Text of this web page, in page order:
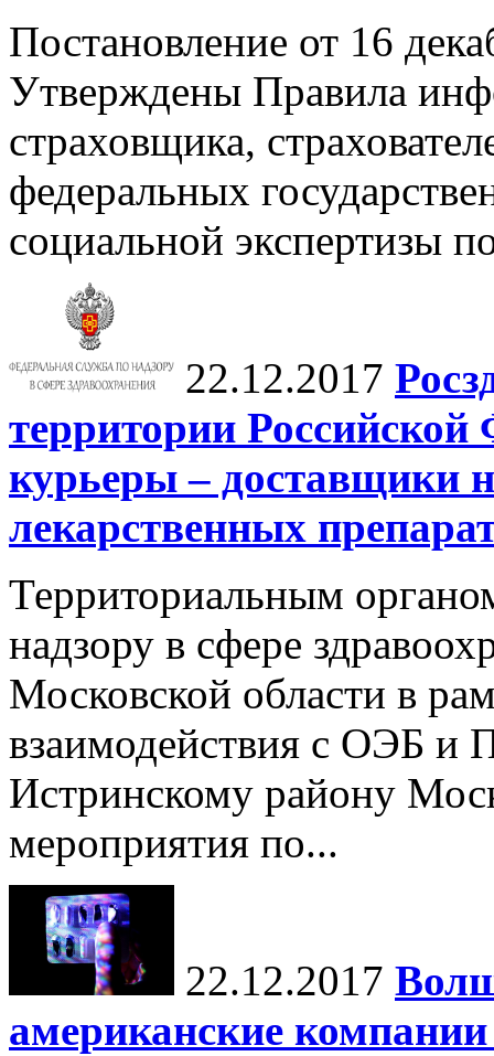
Постановление от 16
Утверждены Правила
страховщика,
федеральных
социальной экспертизы
22.12.2017
территории
курьеры – доставщики
лекарственных
Территориальным
надзору в сфере
Московской области в
взаимодействия с ОЭБ
Истринскому району
мероприятия по...
22.12.2017
американские